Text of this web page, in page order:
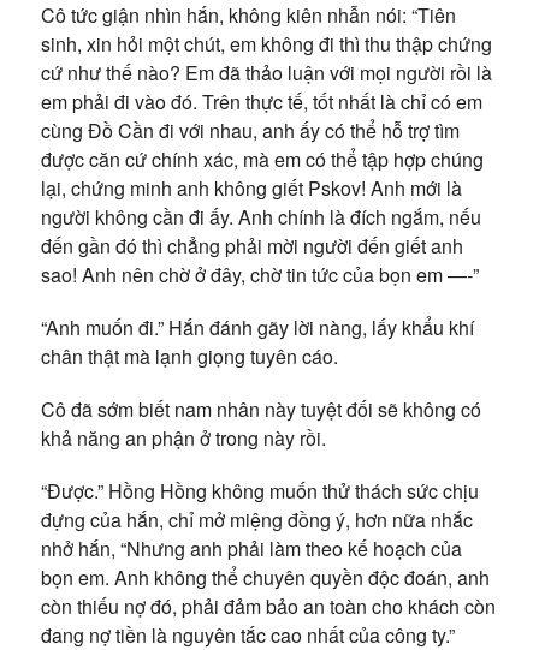
Cô tức giận nhìn hắn, không kiên nhẫn nói: “Tiên
sinh, xin hỏi một chút, em không đi thì thu thập chứng
cứ như thế nào? Em đã thảo luận với mọi người rồi là
em phải đi vào đó. Trên thực tế, tốt nhất là chỉ có em
cùng Đồ Cần đi với nhau, anh ấy có thể hỗ trợ tìm
được căn cứ chính xác, mà em có thể tập hợp chúng
lại, chứng minh anh không giết Pskov! Anh mới là
người không cần đi ấy. Anh chính là đích ngắm, nếu
đến gần đó thì chẳng phải mời người đến giết anh
sao! Anh nên chờ ở đây, chờ tin tức của bọn em —-”
“Anh muốn đi.” Hắn đánh gãy lời nàng, lấy khẩu khí
chân thật mà lạnh giọng tuyên cáo.
Cô đã sớm biết nam nhân này tuyệt đối sẽ không có
khả năng an phận ở trong này rồi.
“Được.” Hồng Hồng không muốn thử thách sức chịu
đựng của hắn, chỉ mở miệng đồng ý, hơn nữa nhắc
nhở hắn, “Nhưng anh phải làm theo kế hoạch của
bọn em. Anh không thể chuyên quyền độc đoán, anh
còn thiếu nợ đó, phải đảm bảo an toàn cho khách còn
đang nợ tiền là nguyên tắc cao nhất của công ty.”